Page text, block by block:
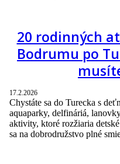
20 rodinných
Bodrumu po
17.2.2026
Chystáte sa do Turecka s
aquaparky, delfináriá,
aktivity, ktoré rozžiaria
sa na dobrodružstvo plné